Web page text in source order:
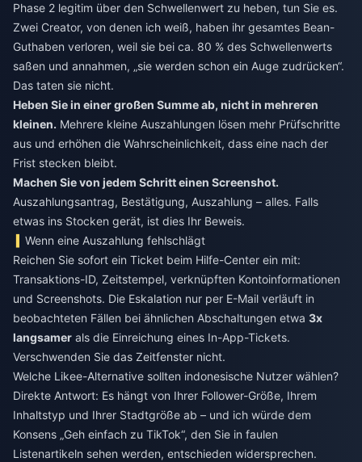
Phase 2 legitim über den Schwellenwert zu heben, tun Sie es.
Zwei Creator, von denen ich weiß, haben ihr gesamtes Bean-
Guthaben verloren, weil sie bei ca. 80 % des Schwellenwerts
saßen und annahmen, „sie werden schon ein Auge zudrücken“.
Das taten sie nicht.
Heben Sie in einer großen Summe ab, nicht in mehreren
kleinen. Mehrere kleine Auszahlungen lösen mehr Prüfschritte
aus und erhöhen die Wahrscheinlichkeit, dass eine nach der
Frist stecken bleibt.
Machen Sie von jedem Schritt einen Screenshot.
Auszahlungsantrag, Bestätigung, Auszahlung – alles. Falls
etwas ins Stocken gerät, ist dies Ihr Beweis.
Wenn eine Auszahlung fehlschlägt
Reichen Sie sofort ein Ticket beim Hilfe-Center ein mit:
Transaktions-ID, Zeitstempel, verknüpften Kontoinformationen
und Screenshots. Die Eskalation nur per E-Mail verläuft in
beobachteten Fällen bei ähnlichen Abschaltungen etwa 3x
langsamer als die Einreichung eines In-App-Tickets.
Verschwenden Sie das Zeitfenster nicht.
Welche Likee-Alternative sollten indonesische Nutzer wählen?
Direkte Antwort: Es hängt von Ihrer Follower-Größe, Ihrem
Inhaltstyp und Ihrer Stadtgröße ab – und ich würde dem
Konsens „Geh einfach zu TikTok“, den Sie in faulen
Listenartikeln sehen werden, entschieden widersprechen.